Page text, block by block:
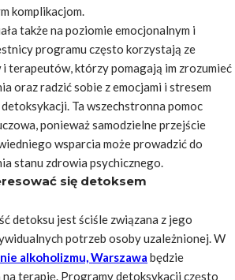
komplikacjom.
także na poziomie emocjonalnym i
programu często korzystają ze
terapeutów, którzy pomagają im zrozumieć
oraz radzić sobie z emocjami i stresem
Ta wszechstronna pomoc
ponieważ samodzielne przejście
wsparcia może prowadzić do
stanu zdrowia psychicznego.
się detoksem
detoksu jest ściśle związana z jego
potrzeb osoby uzależnionej. W
alkoholizmu, Warszawa będzie
na terapię. Programy detoksykacji często